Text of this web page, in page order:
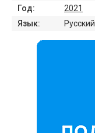
Год:
2021
Язык:
Русский